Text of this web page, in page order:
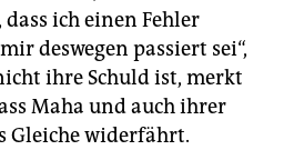
ich einen Fehler
deswegen passiert sei“,
ihre Schuld ist, merkt
Maha und auch ihrer
Gleiche widerfährt.